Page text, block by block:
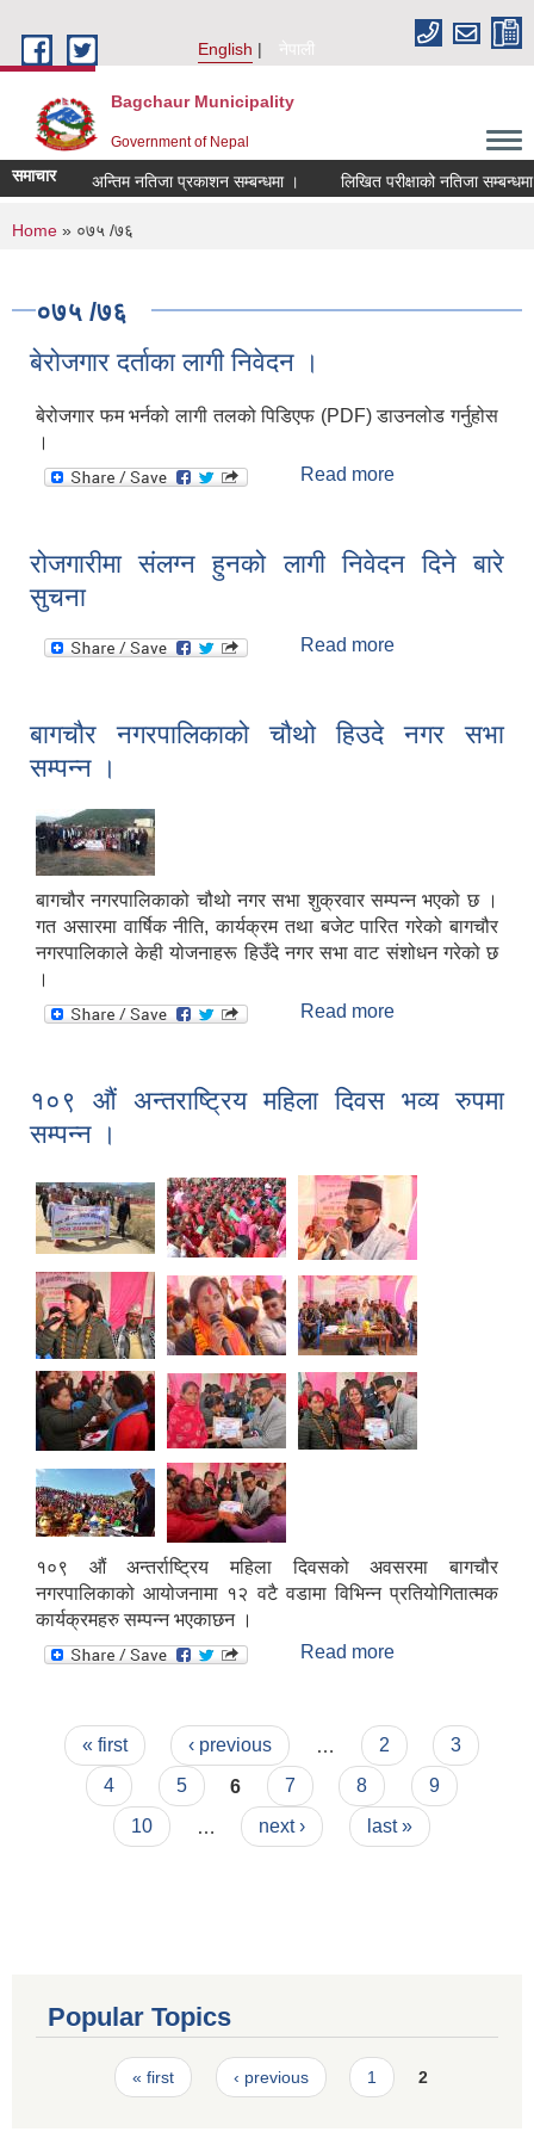
English
नेपाली
Bagchaur Municipality
Government of Nepal
समाचार अन्तिम नतिजा प्रकाशन सम्बन्धमा । लिखित परीक्षाको नतिजा सम्बन्धमा
You are here
Home » ०७५ /७६
०७५ /७६
बेरोजगार दर्ताका लागी निवेदन ।
बेरोजगार फम भर्नको लागी तलको पिडिएफ (PDF) डाउनलोड गर्नुहोस
।
Read more
रोजगारीमा संलग्न हुनको लागी निवेदन दिने बारे
सुचना
Read more
सुचना
बागचौर नगरपालिकाको चौथो हिउदे नगर सभा
सम्पन्न ।
बागचौर नगरपालिकाको चौथो नगर सभा शुक्रवार सम्पन्न भएको छ ।
गत असारमा वार्षिक नीति, कार्यक्रम तथा बजेट पारित गरेको बागचौर
नगरपालिकाले केही योजनाहरू हिउँदे नगर सभा वाट संशोधन गरेको छ
।
Read more
सम्पन्न ।
१०९ औं अन्तराष्ट्रिय महिला दिवस भव्य रुपमा
सम्पन्न ।
१०९ औं अन्तर्राष्ट्रिय महिला दिवसको अवसरमा बागचौर
नगरपालिकाको आयोजनामा १२ वटै वडामा विभिन्न प्रतियोगितात्मक
कार्यक्रमहरु सम्पन्न भएकाछन ।
Read more
सम्पन्न ।
Pages
« first ‹ previous 2
3
4
5 6 7 8
9
10
next › last »
Popular Topics
Pages« first ‹ previous 1 2